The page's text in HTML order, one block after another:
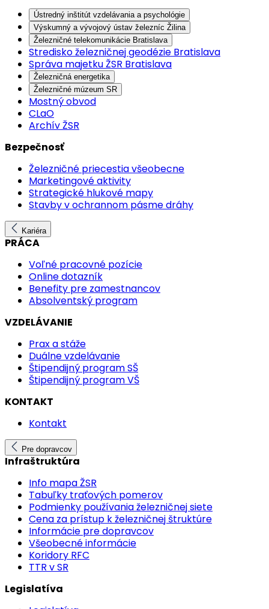
Ústredný inštitút vzdelávania a psychológie
Výskumný a vývojový ústav železníc Žilina
Železničné telekomunikácie Bratislava
Stredisko železničnej geodézie Bratislava
Správa majetku ŽSR Bratislava
Železničná energetika
Železničné múzeum SR
Mostný obvod
CLaO
Archív ŽSR
Bezpečnosť
Železničné priecestia všeobecne
Marketingové aktivity
Strategické hlukové mapy
Stavby v ochrannom pásme dráhy
Kariéra
PRÁCA
Voľné pracovné pozície
Online dotazník
Benefity pre zamestnancov
Absolventský program
VZDELÁVANIE
Prax a stáže
Duálne vzdelávanie
Štipendijný program SŠ
Štipendijný program VŠ
KONTAKT
Kontakt
Pre dopravcov
Infraštruktúra
Info mapa ŽSR
Tabuľky traťových pomerov
Podmienky používania železničnej siete
Cena za prístup k železničnej štruktúre
Informácie pre dopravcov
Všeobecné informácie
Koridory RFC
TTR v SR
Legislatíva